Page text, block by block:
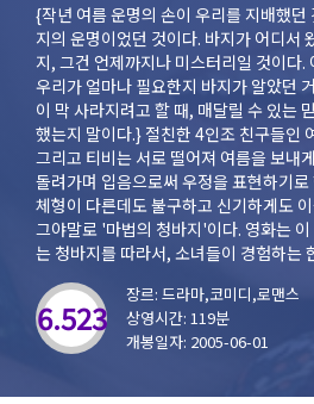
{작년 여름 운명의 손이 우리를 지배했던
지의 운명이었던 것이다. 바지가 어디서
지, 그건 언제까지나 미스터리일 것이다.
우리가 얼마나 필요한지 바지가 알았던
이 막 사라지려고 할 때, 매달릴 수 있는
했는지 말이다.} 절친한 4인조 친구들인 여고생 칼멘, 브리짓, 레나
그리고 티비는 서로 떨어져 여름을 보내
돌려가며 입음으로써 우정을 표현하기
체형이 다른데도 불구하고 신기하게도
그야말로 '마법의 청바지'이다. 영화는
는 청바지를 따라서, 소녀들이 경험하는
6.523
장르: 드라마,코미디,로맨스
상영시간: 119분
개봉일자: 2005-06-01